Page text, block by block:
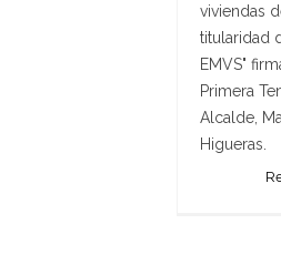
viviendas
titularidad
EMVS"
Primera
Alcalde,
Higueras.